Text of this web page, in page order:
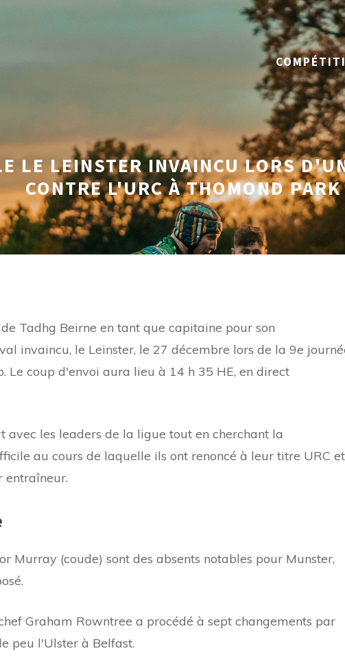
LE LEINSTER INVAINCU LORS
CONTRE L'URC À THOMOND PARK
Tadhg Beirne en tant que capitaine pour son
invaincu, le Leinster, le 27 décembre lors de la 9e
Le coup d'envoi aura lieu à 14 h 35 HE, en direct
avec les leaders de la ligue tout en cherchant la
au cours de laquelle ils ont renoncé à leur titre URC et
entraîneur.
Murray (coude) sont des absents notables pour Munster,
Graham Rowntree a procédé à sept changements par
peu l'Ulster à Belfast.